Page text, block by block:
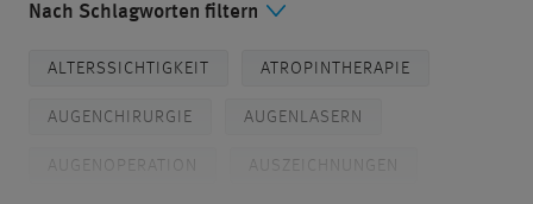
Nach Schlagworten filtern
ALTERSSICHTIGKEIT ATROPINTHERAPIE
AUGENCHIRURGIE AUGENLASERN
AUGENOPERATION AUSZEICHNUNGEN